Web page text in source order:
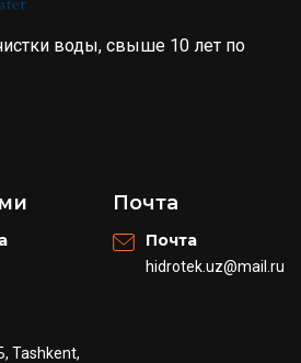
воды, свыше 10 лет по
Почта
Почта
hidrotek.uz@mail.ru
Tashkent,